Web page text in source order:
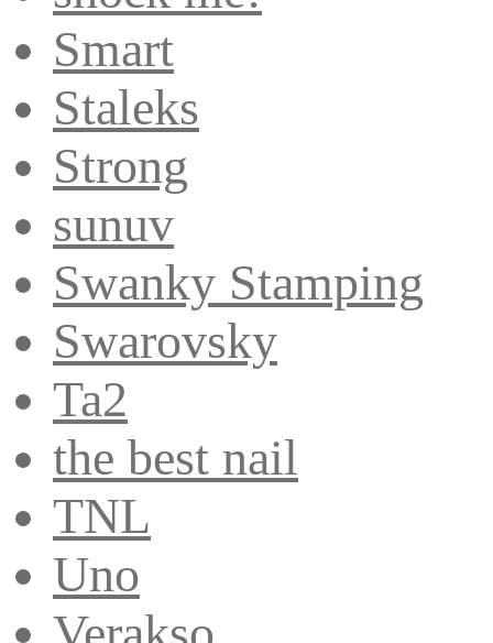
Smart
Staleks
Strong
sunuv
Swanky Stamping
Swarovsky
Ta2
the best nail
TNL
Uno